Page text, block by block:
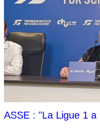
ASSE : "La Ligue 1